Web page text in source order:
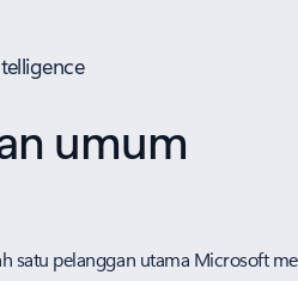
umum
satu pelanggan utama Microsoft